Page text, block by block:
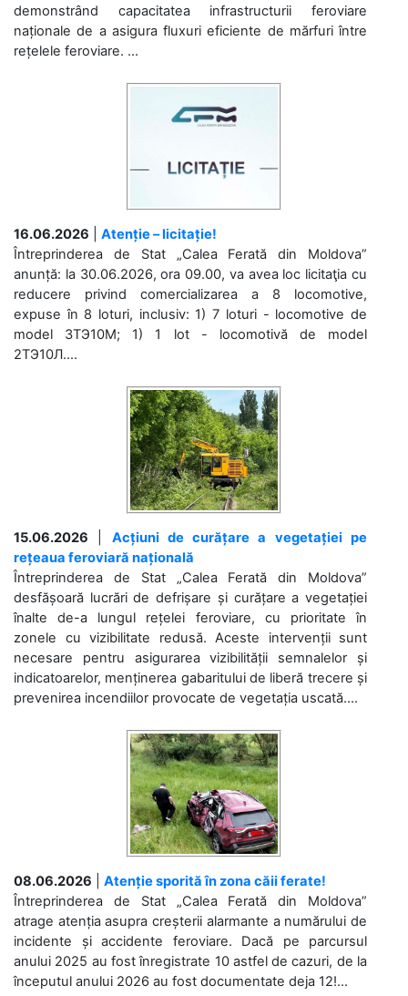
demonstrând capacitatea infrastructurii feroviare
naționale de a asigura fluxuri eficiente de mărfuri între
rețelele feroviare. ...
16.06.2026
Atenție – licitație!
Întreprinderea de Stat „Calea Ferată din Moldova”
anunță: la 30.06.2026, ora 09.00, va avea loc licitaţia cu
reducere privind comercializarea a 8 locomotive,
expuse în 8 loturi, inclusiv: 1) 7 loturi - locomotive de
model 3ТЭ10М; 1) 1 lot - locomotivă de model
2ТЭ10Л....
15.06.2026
Acțiuni de curățare a vegetației pe
rețeaua feroviară națională
Întreprinderea de Stat „Calea Ferată din Moldova”
desfășoară lucrări de defrișare și curățare a vegetației
înalte de-a lungul rețelei feroviare, cu prioritate în
zonele cu vizibilitate redusă. Aceste intervenții sunt
necesare pentru asigurarea vizibilității semnalelor și
indicatoarelor, menținerea gabaritului de liberă trecere și
prevenirea incendiilor provocate de vegetația uscată....
08.06.2026
Atenție sporită în zona căii ferate!
Întreprinderea de Stat „Calea Ferată din Moldova”
atrage atenția asupra creșterii alarmante a numărului de
incidente și accidente feroviare. Dacă pe parcursul
anului 2025 au fost înregistrate 10 astfel de cazuri, de la
începutul anului 2026 au fost documentate deja 12!...